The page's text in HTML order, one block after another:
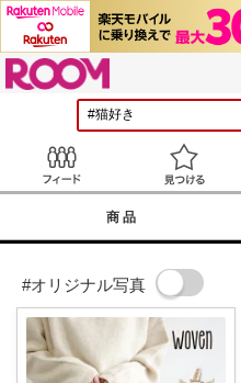
商品
#オリジナル写真